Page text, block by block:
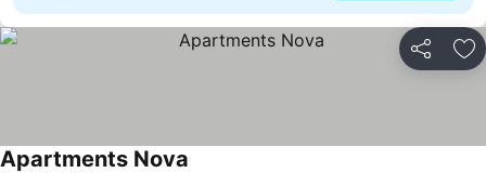
Partilhar
Apartments Nova